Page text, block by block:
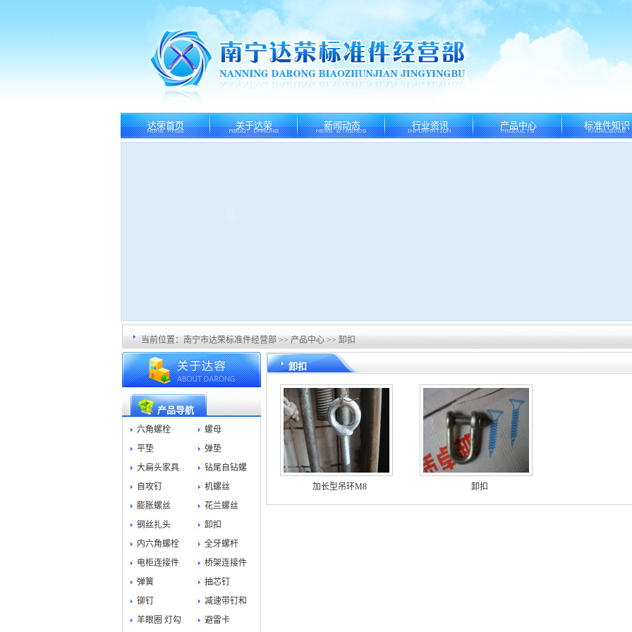
达荣首页 关于达荣 新闻动态 行业资讯 产品中心 标准件知识
当前位置： 南宁市达荣标准件经营部>> 产品中心>> 卸扣
产品导航
六角螺栓
螺母
平垫
弹垫
大扁头家具
钻尾自钻螺
自攻钉
机螺丝
膨胀螺丝
花兰螺丝
钢丝扎头
卸扣
内六角螺栓
全牙螺杆
电柜连接件
桥架连接件
弹簧
抽芯钉
铆钉
减速带钉和
羊眼圈 灯勾
避雷卡
卸扣
加长型吊环M8 卸扣